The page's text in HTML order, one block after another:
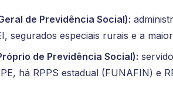
de Previdência Social):
segurados especiais rurais e a
de Previdência Social):
há RPPS estadual (FUNAFIN) e